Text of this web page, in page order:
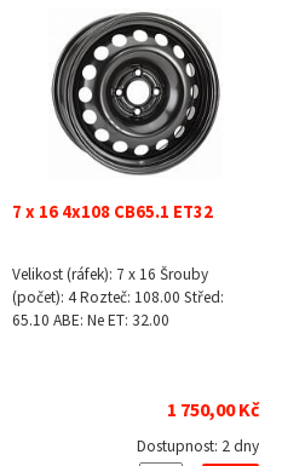
7 x 16 4x108 CB65.1 ET32
Velikost (ráfek): 7 x 16 Šrouby
(počet): 4 Rozteč: 108.00 Střed:
65.10 ABE: Ne ET: 32.00
1 750,00 Kč
Dostupnost: 2 dny